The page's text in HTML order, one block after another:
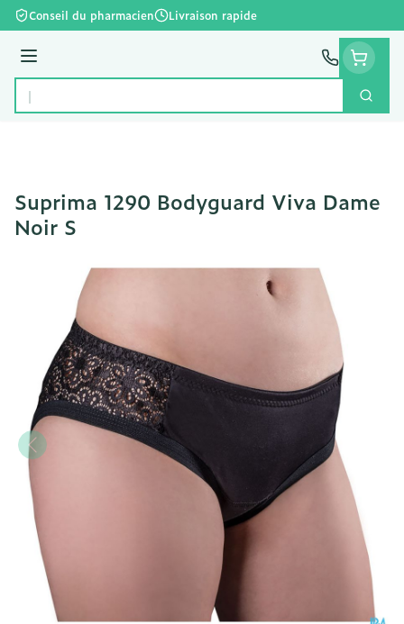
Aller au contenu
Conseil du pharmacien Livraison rapide
Menu
Rechercher
Suprima 1290 Bodyguard Viva Dame
Noir S